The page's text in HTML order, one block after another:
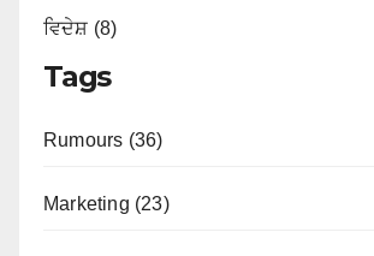
ਵਿਦੇਸ਼ (8)
Tags
Rumours (36)
Marketing (23)